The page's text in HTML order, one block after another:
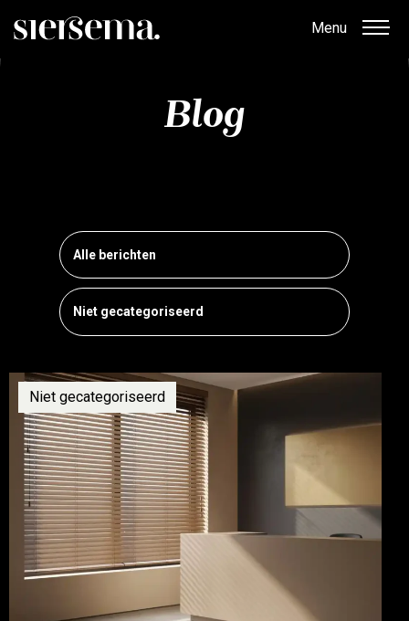
Menu
Blog
Alle berichten
Niet gecategoriseerd
Niet gecategoriseerd